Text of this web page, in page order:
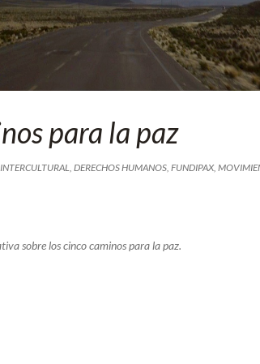
para la paz
,DERECHOS HUMANOS ,FUNDIPAX,
sobre los cinco caminos para la paz.